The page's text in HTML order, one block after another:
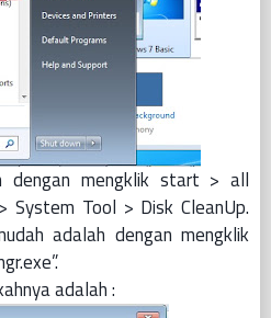
dengan mengklik start > all
System Tool > Disk CleanUp.
adalah dengan mengklik
adalah :